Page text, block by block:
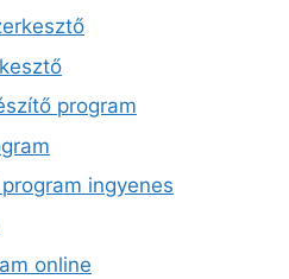
program
ingyenes
online